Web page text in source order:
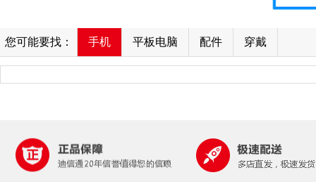
您可能要找： 手机 平板电脑 配件 穿戴